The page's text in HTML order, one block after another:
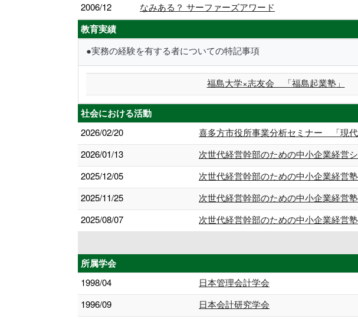
2006/12 なみある？ サーファーズアワード
教育実績
●実務の経験を有する者についての特記事項
福島大学×志友会 「福島起業塾」
社会における活動
2026/02/20
喜多方市役所事業分析セミナー 「現
2026/01/13
次世代経営幹部のための中小企業経営
2025/12/05
次世代経営幹部のための中小企業経営
2025/11/25
次世代経営幹部のための中小企業経
2025/08/07
次世代経営幹部のための中小企業経営
所属学会
1998/04
日本管理会計学会
1996/09
日本会計研究学会